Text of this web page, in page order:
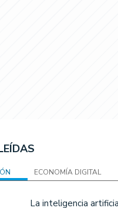
ECONOMÍA DIGITAL
La inteligencia